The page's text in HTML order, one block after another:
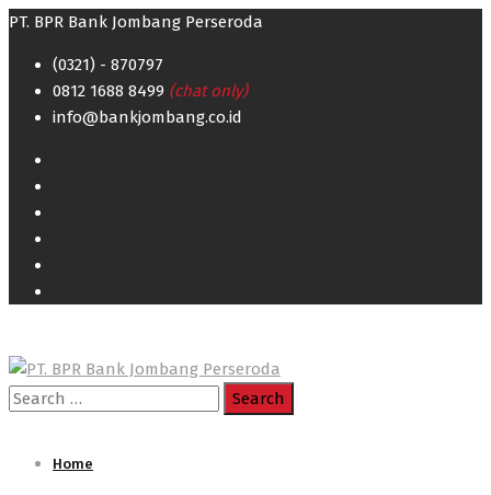
PT. BPR Bank Jombang Perseroda
(0321) - 870797
0812 1688 8499 (chat only)
info@bankjombang.co.id
Search
Home